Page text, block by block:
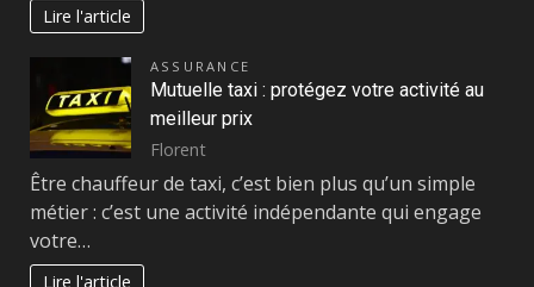
Lire l'article
ASSURANCE
Mutuelle taxi : protégez votre activité au
meilleur prix
Florent
Être chauffeur de taxi, c’est bien plus qu’un simple
métier : c’est une activité indépendante qui engage
votre…
Lire l'article